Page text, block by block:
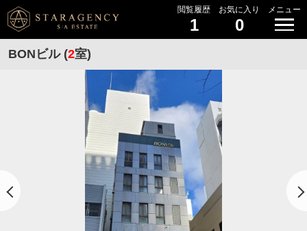
閲覧履歴
1
お気に入り
0
メニュー
BONビル (2室)